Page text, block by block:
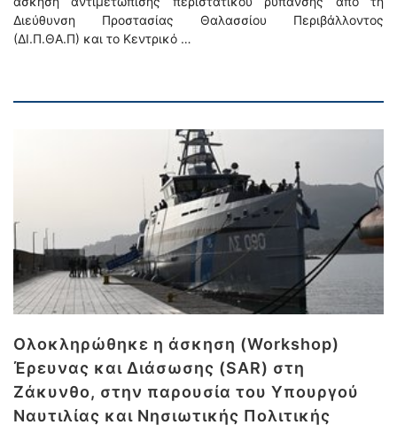
Διεύθυνση Προστασίας Θαλασσίου Περιβάλλοντος
(ΔΙ.Π.ΘΑ.Π) και το Κεντρικό …
Ολοκληρώθηκε η άσκηση (Workshop)
Έρευνας και Διάσωσης (SAR) στη
Ζάκυνθο, στην παρουσία του Υπουργού
Ναυτιλίας και Νησιωτικής Πολιτικής